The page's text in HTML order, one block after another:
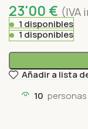
23'00 € (IVA
1 disponibles
1 disponibles
Añadir a lista
10